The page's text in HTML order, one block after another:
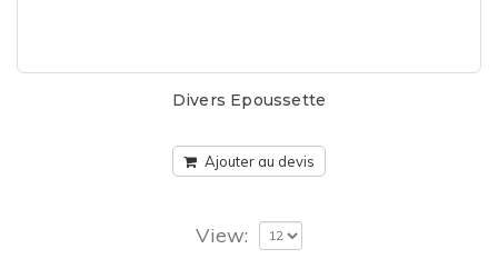
Divers Epoussette
Ajouter au devis
View: